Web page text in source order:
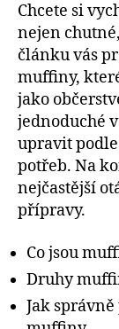
Chcete si
nejen
článku vás
muffiny,
jako
jednoduché
upravit
potřeb. Na
nejčastější
přípravy.
Co jsou
Druhy
Jak